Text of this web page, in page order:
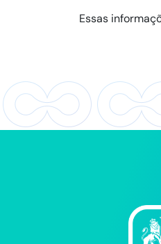
Essas